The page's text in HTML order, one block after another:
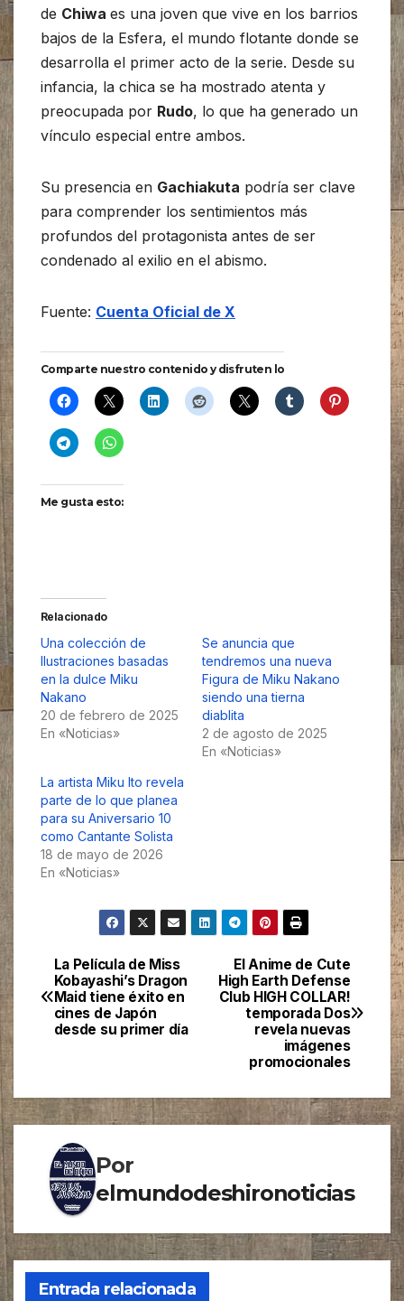
de Chiwa es una joven que vive en los barrios
bajos de la Esfera, el mundo flotante donde se
desarrolla el primer acto de la serie. Desde su
infancia, la chica se ha mostrado atenta y
preocupada por Rudo, lo que ha generado un
vínculo especial entre ambos.
Su presencia en Gachiakuta podría ser clave
para comprender los sentimientos más
profundos del protagonista antes de ser
condenado al exilio en el abismo.
Fuente: Cuenta Oficial de X
Comparte nuestro contenido y disfruten lo
Me gusta esto:
Relacionado
Una colección de
Ilustraciones basadas
en la dulce Miku
Nakano
20 de febrero de 2025
En «Noticias»
Se anuncia que
tendremos una nueva
Figura de Miku Nakano
siendo una tierna
diablita
2 de agosto de 2025
En «Noticias»
La artista Miku Ito revela
parte de lo que planea
para su Aniversario 10
como Cantante Solista
18 de mayo de 2026
En «Noticias»
Navegación
de
entradas
El Anime de Cute
High Earth Defense
Club HIGH COLLAR!
temporada Dos
revela nuevas
imágenes
promocionales
La Película de Miss
Kobayashi’s Dragon
Maid tiene éxito en
cines de Japón
desde su primer día
Por
elmundodeshironoticias
Entrada relacionada